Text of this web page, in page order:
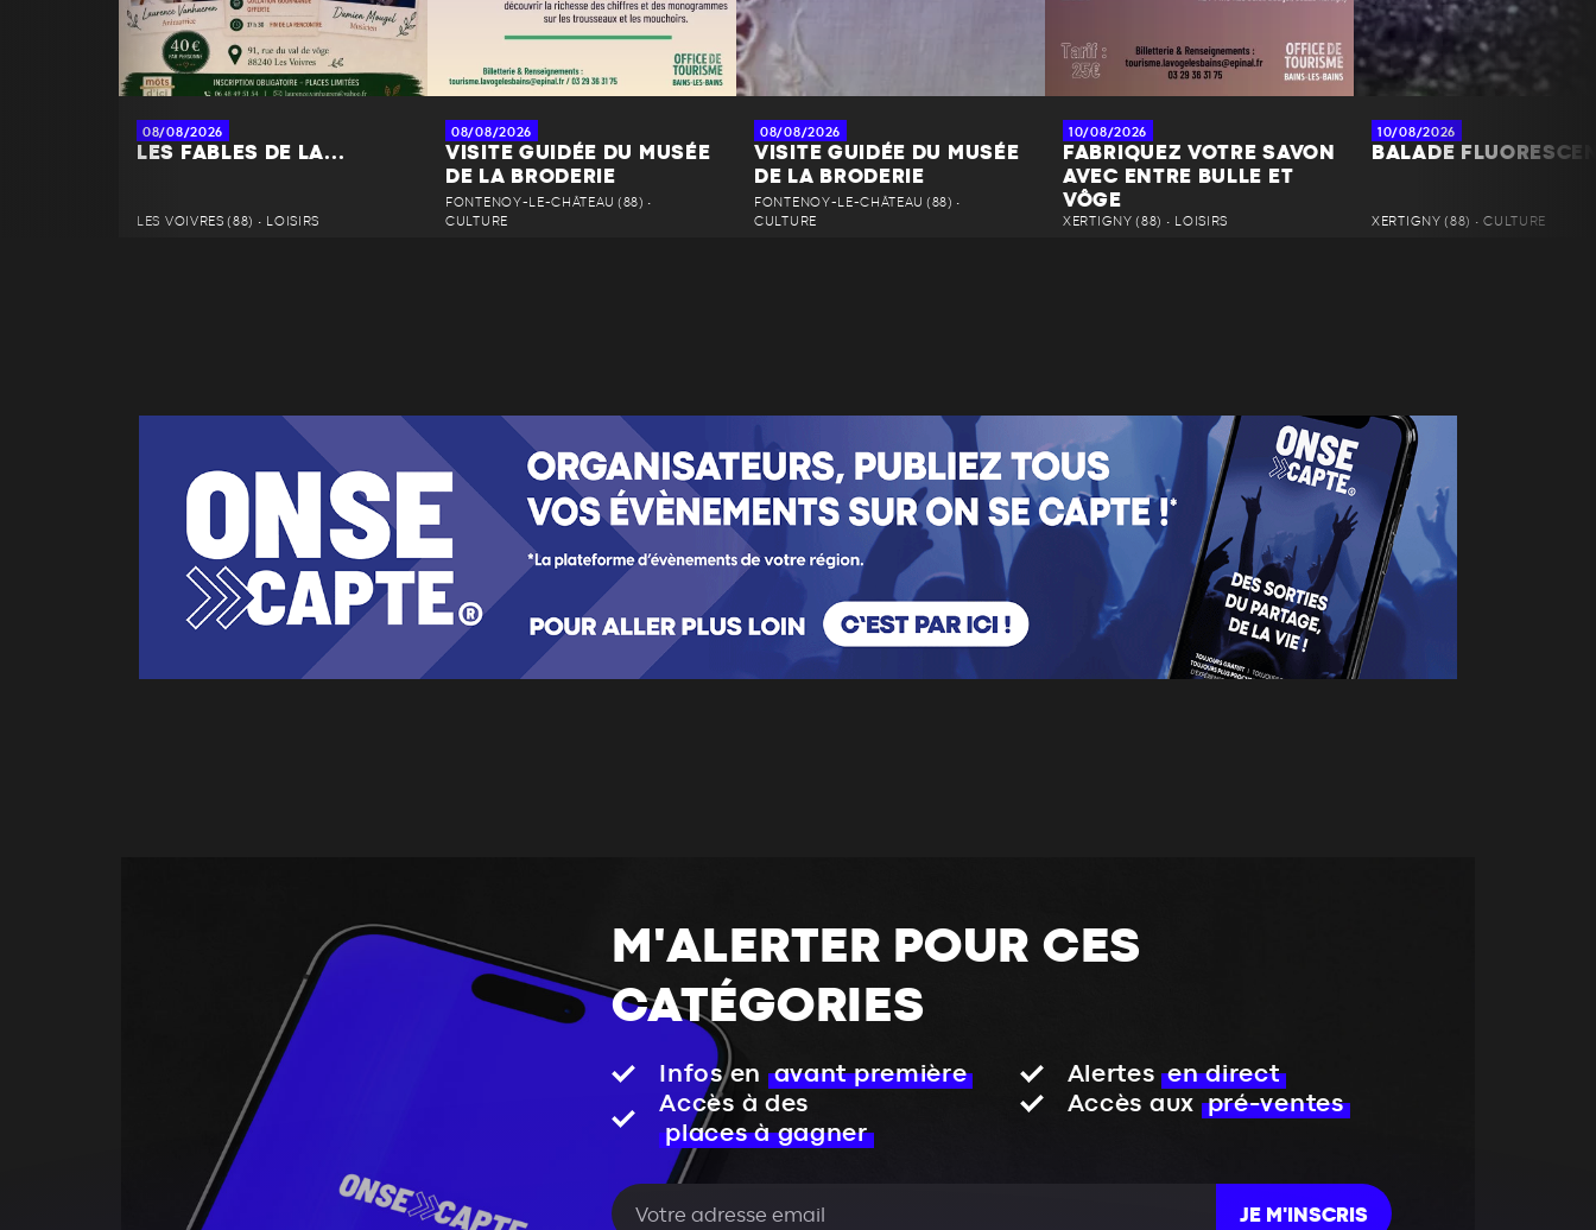
08/08/2026
LES FABLES DE LA...
LES VOIVRES (88) • LOISIRS
08/08/2026
VISITE GUIDÉE DU MUSÉE
DE LA BRODERIE
FONTENOY-LE-CHÂTEAU (88) •
CULTURE
08/08/2026
VISITE GUIDÉE DU MUSÉE
DE LA BRODERIE
FONTENOY-LE-CHÂTEAU (88) •
CULTURE
10/08/2026
FABRIQUEZ VOTRE SAVON
AVEC ENTRE BULLE ET
VÔGE
XERTIGNY (88) • LOISIRS
10/08/2026
BALADE
XERTIGNY (88) • CULTURE
M'ALERTER POUR CES
CATÉGORIES
Infos en avant première Alertes en direct
Accès à des
places à gagner
Accès aux pré-ventes
JE M'INSCRIS